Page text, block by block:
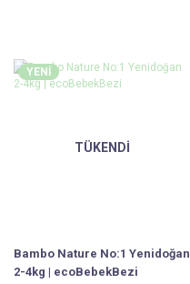
YENİ
TÜKENDİ
Bambo Nature No:1 Yenidoğan
2-4kg | ecoBebekBezi